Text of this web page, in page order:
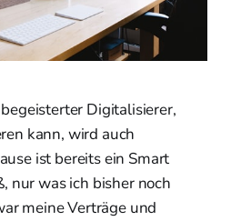
Digitalisierer,
kann, wird auch
ist bereits ein Smart
nur was ich bisher noch
meine Verträge und